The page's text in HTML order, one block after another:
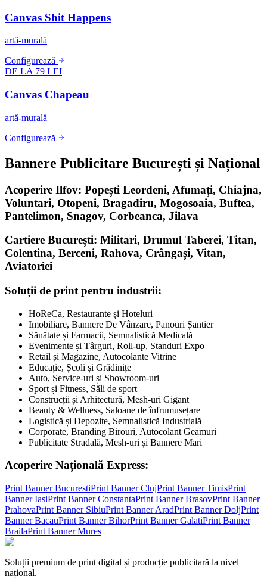
Canvas Shit Happens
artă-murală
Configurează
DE LA 79 LEI
Canvas Chapeau
artă-murală
Configurează
Bannere Publicitare București și Național
Acoperire Ilfov: Popești Leordeni, Afumați, Chiajna,
Voluntari, Otopeni, Bragadiru, Mogosoaia, Buftea,
Pantelimon, Snagov, Corbeanca, Jilava
Cartiere București: Militari, Drumul Taberei, Titan,
Colentina, Berceni, Rahova, Crângași, Vitan,
Aviatoriei
Soluții de print pentru industrii:
HoReCa, Restaurante și Hoteluri
Imobiliare, Bannere De Vânzare, Panouri Șantier
Sănătate și Farmacii, Semnalistică Medicală
Evenimente și Târguri, Roll-up, Standuri Expo
Retail și Magazine, Autocolante Vitrine
Educație, Școli și Grădinițe
Auto, Service-uri și Showroom-uri
Sport și Fitness, Săli de sport
Construcții și Arhitectură, Mesh-uri Gigant
Beauty & Wellness, Saloane de înfrumusețare
Logistică și Depozite, Semnalistică Industrială
Corporate, Branding Birouri, Autocolant Geamuri
Publicitate Stradală, Mesh-uri și Bannere Mari
Acoperire Națională Express:
Print BannerBucurestiPrint BannerClujPrint BannerTimisPrint
BannerIasiPrint BannerConstantaPrint BannerBrasovPrint Banner
PrahovaPrint Banner SibiuPrint BannerAradPrint BannerDoljPrint
BannerBacauPrint BannerBihorPrint BannerGalatiPrint Banner
BrailaPrint BannerMures
Soluții premium de print digital și producție publicitară la nivel
național.